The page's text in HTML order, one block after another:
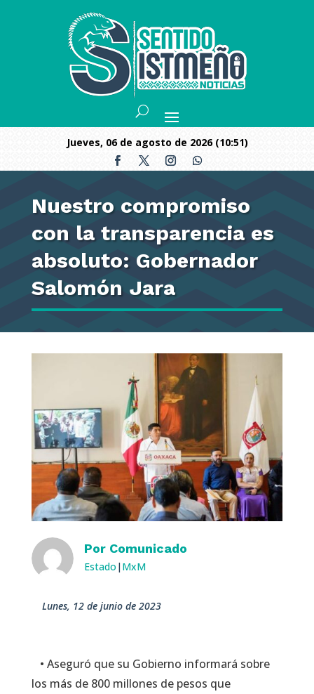
jueves, 06 de agosto de 2026 (10:51)
Nuestro compromiso
con la transparencia es
absoluto: Gobernador
Salomón Jara
Por Comunicado
Estado | MxM
lunes, 12 de junio de 2023
• Aseguró que su Gobierno informará sobre
los más de 800 millones de pesos que